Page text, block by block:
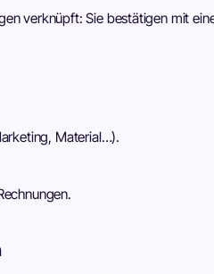
verknüpft: Sie bestätigen mit
Material…).